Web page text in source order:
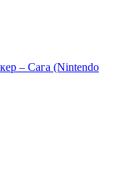
– Сага (Nintendo